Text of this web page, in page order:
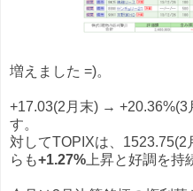
増えました =)。
+17.03(2月末) → +20.36%(3
す。
対してTOPIXは、
らも+1.27% 上昇と好調を持